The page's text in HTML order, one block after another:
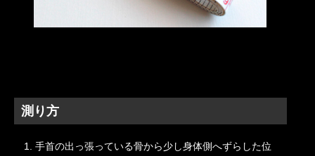
測り方
手首の出っ張っている骨から少し身体側へずらした位